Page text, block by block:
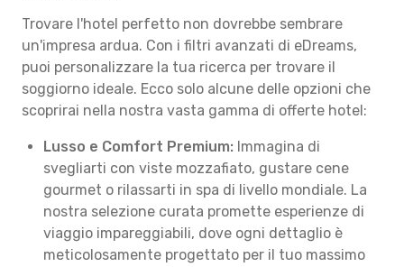
Trovare l'hotel perfetto non dovrebbe sembrare
un'impresa ardua. Con i filtri avanzati di eDreams,
puoi personalizzare la tua ricerca per trovare il
soggiorno ideale. Ecco solo alcune delle opzioni che
scoprirai nella nostra vasta gamma di offerte hotel:
Lusso e Comfort Premium: Immagina di
svegliarti con viste mozzafiato, gustare cene
gourmet o rilassarti in spa di livello mondiale. La
nostra selezione curata promette esperienze di
viaggio impareggiabili, dove ogni dettaglio è
meticolosamente progettato per il tuo massimo